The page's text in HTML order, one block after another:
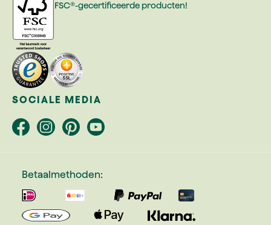
FSC®-gecertificeerde producten!
SOCIALE MEDIA
Betaalmethoden: